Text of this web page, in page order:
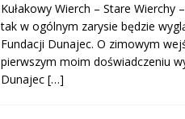
Kułakowy Wierch – Stare Wierchy
tak w ogólnym zarysie będzie
Fundacji Dunajec. O zimowym
pierwszym moim doświadczeniu
Dunajec […]